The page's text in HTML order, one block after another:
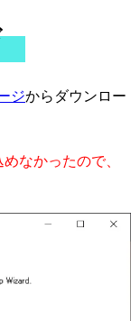
ジからダウンロー
なかったので、